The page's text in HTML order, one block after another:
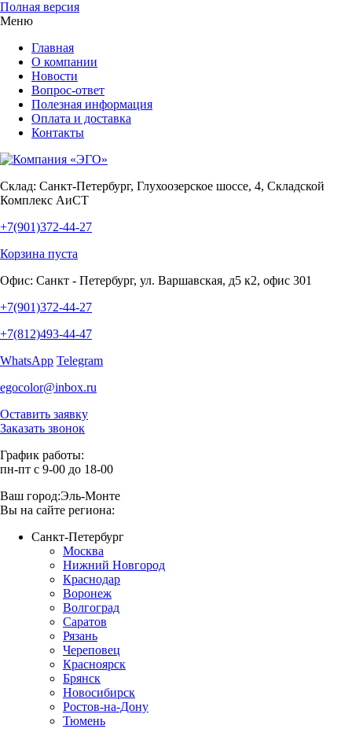
Полная версия
Меню
Главная
О компании
Новости
Вопрос-ответ
Полезная информация
Оплата и доставка
Контакты
Склад: Санкт-Петербург, Глухоозерское шоссе, 4, Складской
Комплекс АиСТ
+7(901)372-44-27
Корзина пуста
Офис: Санкт - Петербург, ул. Варшавская, д5 к2, офис 301
+7(901)372-44-27
+7(812)493-44-47
WhatsApp Telegram
egocolor@inbox.ru
Оставить заявку
Заказать звонок
График работы:
пн-пт с 9-00 до 18-00
Ваш город:Эль-Монте
Вы на сайте региона:
Санкт-Петербург
Москва
Нижний Новгород
Краснодар
Воронеж
Волгоград
Саратов
Рязань
Череповец
Красноярск
Брянск
Новосибирск
Ростов-на-Дону
Тюмень